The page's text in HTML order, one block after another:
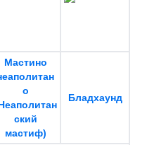
Мастино
о
ский
мастиф)
Бладхаунд